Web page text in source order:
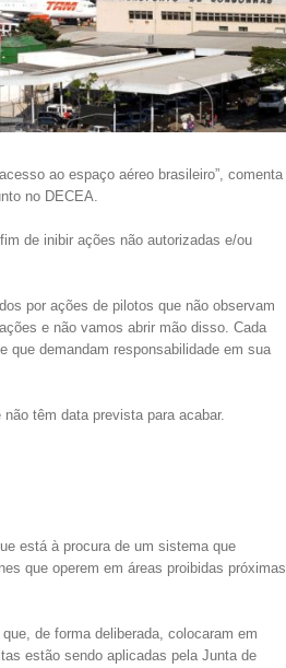
ao espaço aéreo brasileiro”, comenta
no DECEA.
de inibir ações não autorizadas e/ou
por ações de pilotos que não observam
e não vamos abrir mão disso. Cada
que demandam responsabilidade em sua
têm data prevista para acabar.
está à procura de um sistema que
que operem em áreas proibidas próximas
de forma deliberada, colocaram em
estão sendo aplicadas pela Junta de